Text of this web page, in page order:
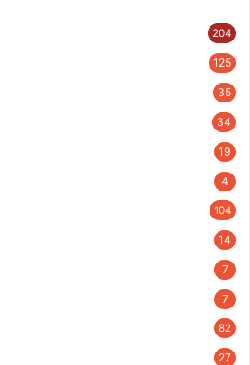
204
125
35
34
19
4
104
14
7
7
82
27